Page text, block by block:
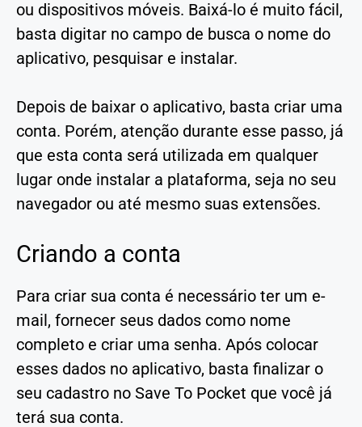
ou dispositivos móveis. Baixá-lo é muito fácil,
basta digitar no campo de busca o nome do
aplicativo, pesquisar e instalar.
Depois de baixar o aplicativo, basta criar uma
conta. Porém, atenção durante esse passo, já
que esta conta será utilizada em qualquer
lugar onde instalar a plataforma, seja no seu
navegador ou até mesmo suas extensões.
Criando a conta
Para criar sua conta é necessário ter um e-
mail, fornecer seus dados como nome
completo e criar uma senha. Após colocar
esses dados no aplicativo, basta finalizar o
seu cadastro no Save To Pocket que você já
terá sua conta.